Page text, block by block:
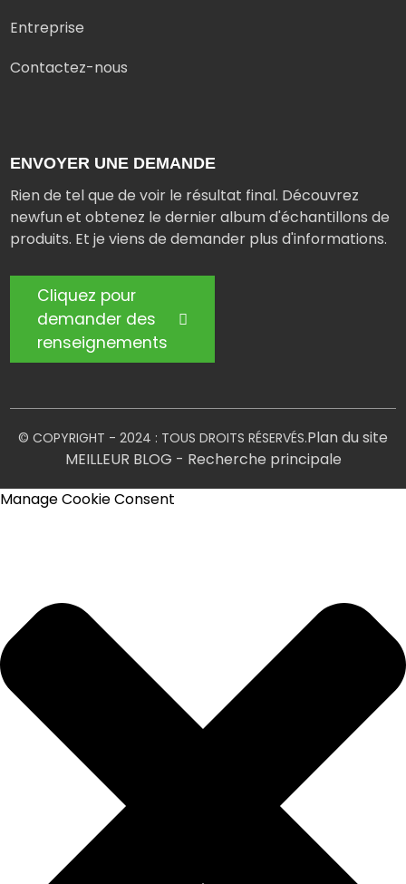
Entreprise
Contactez-nous
ENVOYER UNE DEMANDE
Rien de tel que de voir le résultat final. Découvrez
newfun et obtenez le dernier album d'échantillons de
produits. Et je viens de demander plus d'informations.
Cliquez pour
demander des
renseignements
© COPYRIGHT - 2024 : TOUS DROITS RÉSERVÉS.Plan du site
MEILLEUR BLOG - Recherche principale
Manage Cookie Consent